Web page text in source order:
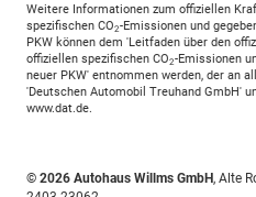
Weitere Informationen zum offiziellen
spezifischen CO2-Emissionen und
PKW können dem 'Leitfaden über den
offiziellen spezifischen CO2-Emissionen
neuer PKW' entnommen werden, der an
'Deutschen Automobil Treuhand GmbH'
www.dat.de.
© 2026 Autohaus Willms GmbH, Alte